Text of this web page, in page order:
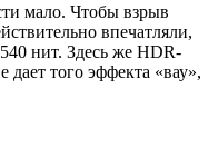
мало. Чтобы взрыв
впечатляли,
нит. Здесь же HDR-
того эффекта «вау»,